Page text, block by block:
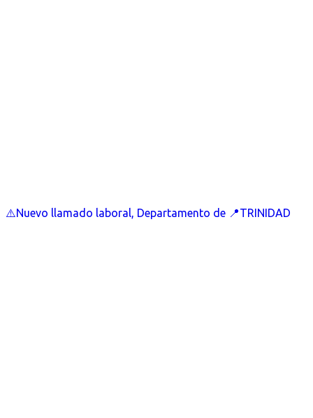
⚠️Nuevo llamado laboral, Departamento de 📍TRINIDAD